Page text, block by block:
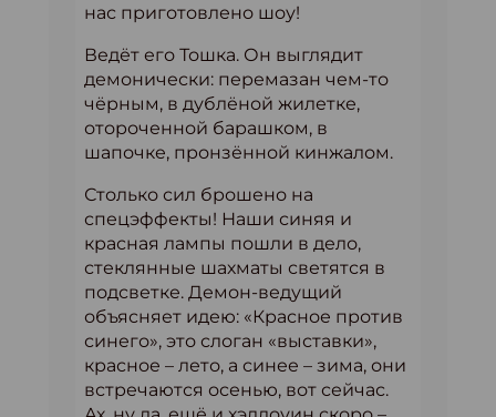
нас приготовлено шоу!
Ведёт его Тошка. Он выглядит
демонически: перемазан чем-то
чёрным, в дублёной жилетке,
отороченной барашком, в
шапочке, пронзённой кинжалом.
Столько сил брошено на
спецэффекты! Наши синяя и
красная лампы пошли в дело,
стеклянные шахматы светятся в
подсветке. Демон-ведущий
объясняет идею: «Красное против
синего», это слоган «выставки»,
красное – лето, а синее – зима, они
встречаются осенью, вот сейчас.